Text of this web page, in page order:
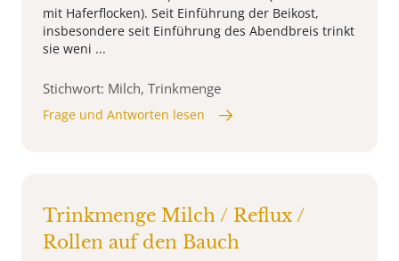
mit Haferflocken). Seit Einführung der Beikost,
insbesondere seit Einführung des Abendbreis trinkt
sie weni ...
Stichwort: Milch, Trinkmenge
Frage und Antworten lesen
Trinkmenge Milch / Reflux /
Rollen auf den Bauch